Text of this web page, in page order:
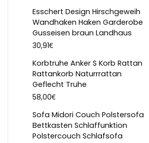
Esschert Design Hirschgeweih
Wandhaken Haken Garderobe
Gusseisen braun Landhaus
30,91€
Korbtruhe Anker S Korb Rattan
Rattankorb Naturrrattan
Geflecht Truhe
58,00€
Sofa Midori Couch Polstersofa
Bettkasten Schlaffunktion
Polstercouch Schlafsofa